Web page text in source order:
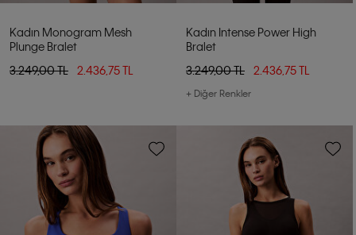
Kadın Monogram Mesh
Plunge Bralet
3.249,00 TL
2.436,75 TL
Kadın Intense Power High
Bralet
3.249,00 TL
2.436,75 TL
+ Diğer Renkler